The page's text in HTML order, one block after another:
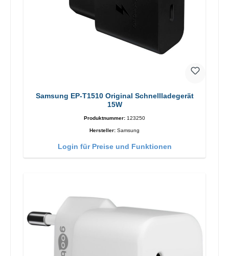
Samsung EP-T1510 Original Schnellladegerät
15W
Produktnummer: 123250
Hersteller: Samsung
Login für Preise und Funktionen